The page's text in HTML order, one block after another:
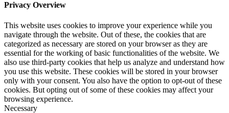
Privacy Overview
This website uses cookies to improve your experience while you
navigate through the website. Out of these, the cookies that are
categorized as necessary are stored on your browser as they are
essential for the working of basic functionalities of the website. We
also use third-party cookies that help us analyze and understand how
you use this website. These cookies will be stored in your browser
only with your consent. You also have the option to opt-out of these
cookies. But opting out of some of these cookies may affect your
browsing experience.
Necessary